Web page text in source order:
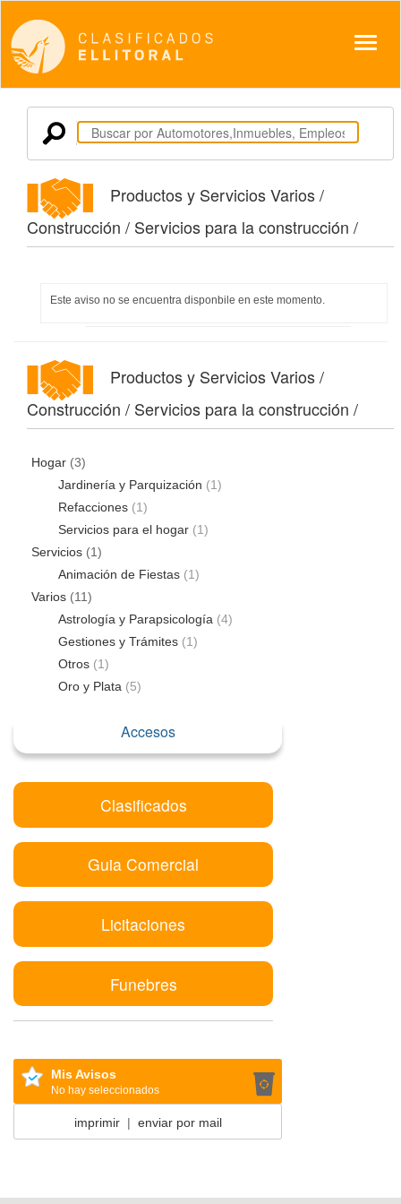
Productos y Servicios Varios /
Construcción / Servicios para la construcción /
Este aviso no se encuentra disponbile en este momento.
Productos y Servicios Varios /
Construcción / Servicios para la construcción /
Hogar (3)
Jardinería y Parquización (1)
Refacciones (1)
Servicios para el hogar (1)
Servicios (1)
Animación de Fiestas (1)
Varios (11)
Astrología y Parapsicología (4)
Gestiones y Trámites (1)
Otros (1)
Oro y Plata (5)
Accesos
Clasificados
Guia Comercial
Licitaciones
Funebres
Mis Avisos
No hay seleccionados
imprimir| enviar por mail